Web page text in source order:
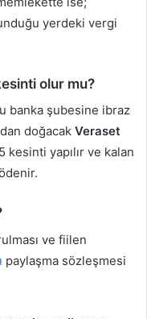
yerdeki vergi
olur mu?
banka şubesine ibraz
doğacak Veraset
kesinti yapılır ve kalan
ve fiilen
paylaşma sözleşmesi